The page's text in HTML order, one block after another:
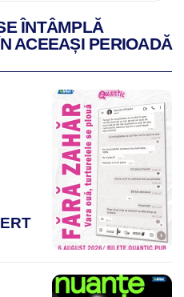
ÎNTÂMPLĂ
ACEEAȘI PERIOADĂ